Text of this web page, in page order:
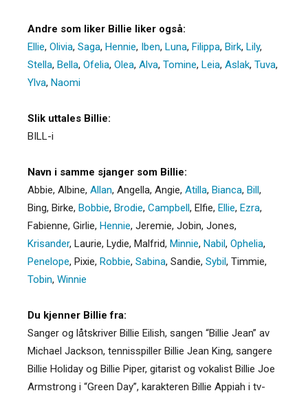
Andre som liker Billie liker også:
Ellie, Olivia, Saga, Hennie, Iben, Luna, Filippa, Birk, Lily,
Stella, Bella, Ofelia, Olea, Alva, Tomine, Leia, Aslak, Tuva,
Ylva, Naomi
Slik uttales Billie:
BILL-i
Navn i samme sjanger som Billie:
Abbie, Albine, Allan, Angella, Angie, Atilla, Bianca, Bill,
Bing, Birke, Bobbie, Brodie, Campbell, Elfie, Ellie, Ezra,
Fabienne, Girlie, Hennie, Jeremie, Jobin, Jones,
Krisander, Laurie, Lydie, Malfrid, Minnie, Nabil, Ophelia,
Penelope, Pixie, Robbie, Sabina, Sandie, Sybil, Timmie,
Tobin, Winnie
Du kjenner Billie fra:
Sanger og låtskriver Billie Eilish, sangen “Billie Jean” av
Michael Jackson, tennisspiller Billie Jean King, sangere
Billie Holiday og Billie Piper, gitarist og vokalist Billie Joe
Armstrong i “Green Day”, karakteren Billie Appiah i tv-